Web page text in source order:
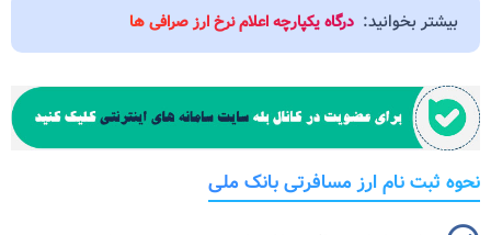
بیشتر بخوانید: درگاه یکپارچه اعلام نرخ ارز صرافی ها
نحوه ثبت نام ارز مسافرتی بانک ملی